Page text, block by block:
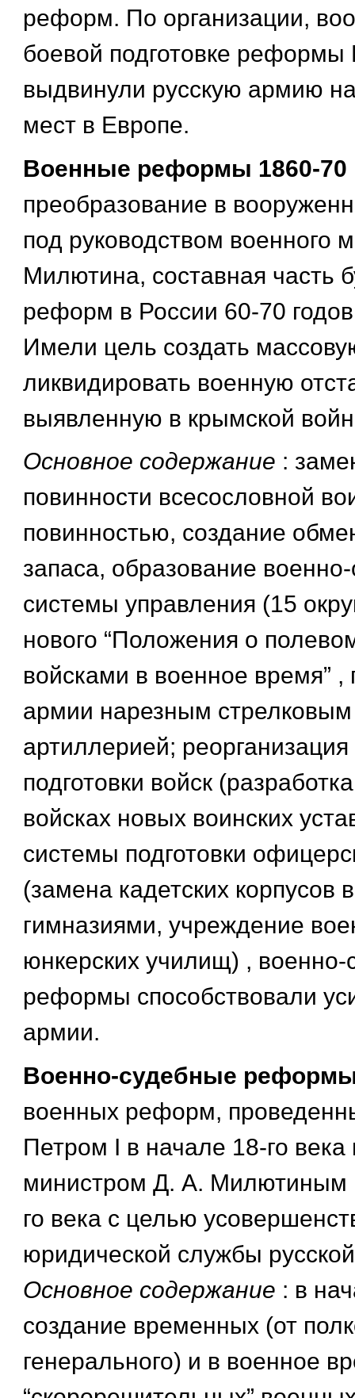
реформ. По организации,
боевой подготовке реформы
выдвинули русскую армию
мест в Европе.
Военные реформы 1860-70
преобразование в
под руководством военного
Милютина, составная часть
реформ в России 60-70 годов
Имели цель создать
ликвидировать военную
выявленную в крымской
Основное содержание :
повинности всесословной
повинностью, создание
запаса, образование
системы управления (15
нового “Положения о
войсками в военное время”
армии нарезным
артиллерией;
подготовки войск
войсках новых воинских
системы подготовки
(замена кадетских корпусов
гимназиями, учреждение
юнкерских училищ) , военно-
реформы способствовали
армии.
Военно-судебные
военных реформ,
Петром I в начале 18-го
министром Д. А. Милютиным
го века с целью
юридической службы
Основное содержание : в
создание временных (от
генерального) и в военное